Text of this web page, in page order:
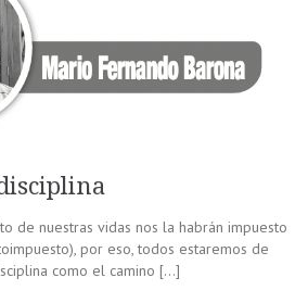
de nuestras vidas nos la habrán impuesto
por eso, todos estaremos de
como el camino […]